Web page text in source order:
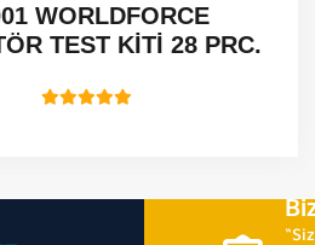
WORLDFORCE
TEST KİTİ 28 PRC.